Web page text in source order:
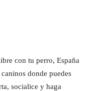
con tu perro, España
donde puedes
socialice y haga